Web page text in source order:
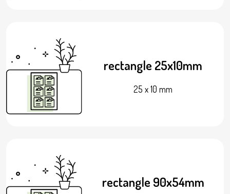
rectangle 25x10mm
25 x 10 mm
rectangle 90x54mm